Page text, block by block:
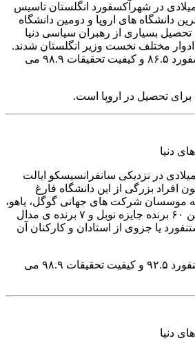
در سال ۱۰۹۶ میلادی در شهرآکسفورد انگلستان تاسیس
دانشگاه های اروپا و دومین دانشگاه
بسیاری از رهبران سیاسی دنیا
آنها در ادوار مختلف نخست وزیر انگلستان شدند.
امتیاز کیفیت تدریس آکسفورد ۸۶.۵ و کیفیت تحقیقات ۹۸.۹ می
برای تحصیل در اروپا است.
استنفورد در سال ۱۹۸۱ میلادی در نزدیکی سانفرانسیسکو ایالت
افراد بزرگی از این دانشگاه فارغ
موسسان شرکت های جهانی گوگل، یاهو،
اینستاگرام، نایک و همچنین ۶۰ برنده جایزه نوبل و ۷ برنده ی مدال
یا جزوی از استادان و کارکنان آن
امتیاز کیفیت تدریس استنفورد ۹۲.۵ و کیفیت تحقیقات ۹۸.۹ می